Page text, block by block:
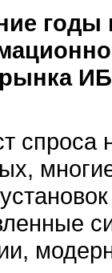
годы
спроса